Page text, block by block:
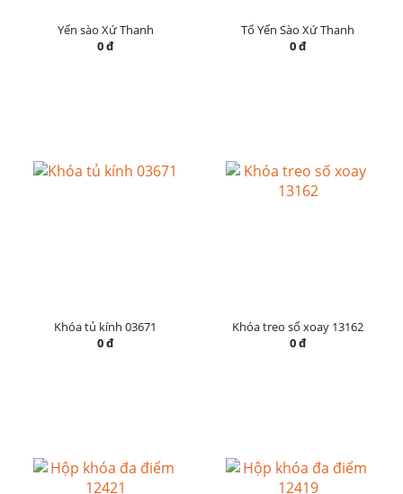
Yến sào Xứ Thanh
0 đ
Tổ Yến Sào Xứ Thanh
0 đ
Khóa tủ kính 03671
0 đ
Khóa treo số xoay 13162
0 đ